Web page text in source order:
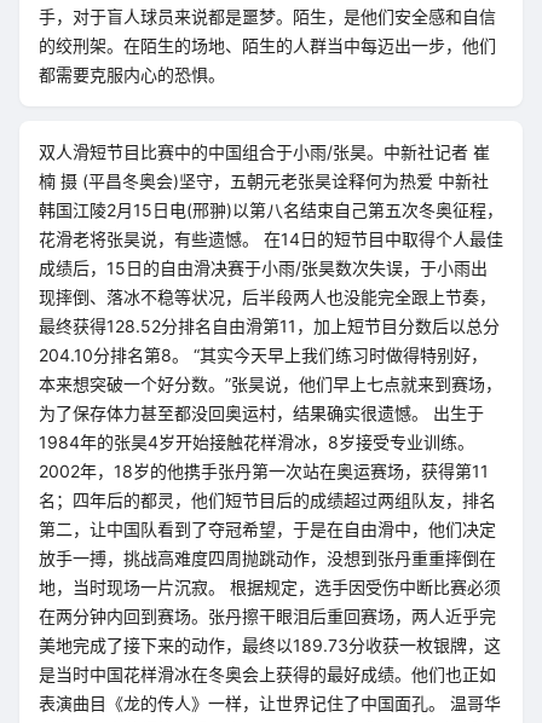
手，对于盲人球员来说都是噩梦。陌生，是他们安全感和自信
的绞刑架。在陌生的场地、陌生的人群当中每迈出一步，他们
都需要克服内心的恐惧。
双人滑短节目比赛中的中国组合于小雨/张昊。中新社记者 崔
楠 摄 (平昌冬奥会)坚守，五朝元老张昊诠释何为热爱 中新社
韩国江陵2月15日电(邢翀)以第八名结束自己第五次冬奥征程，
花滑老将张昊说，有些遗憾。 在14日的短节目中取得个人最佳
成绩后，15日的自由滑决赛于小雨/张昊数次失误，于小雨出
现摔倒、落冰不稳等状况，后半段两人也没能完全跟上节奏，
最终获得128.52分排名自由滑第11，加上短节目分数后以总分
204.10分排名第8。 “其实今天早上我们练习时做得特别好，
本来想突破一个好分数。”张昊说，他们早上七点就来到赛场，
为了保存体力甚至都没回奥运村，结果确实很遗憾。 出生于
1984年的张昊4岁开始接触花样滑冰，8岁接受专业训练。
2002年，18岁的他携手张丹第一次站在奥运赛场，获得第11
名；四年后的都灵，他们短节目后的成绩超过两组队友，排名
第二，让中国队看到了夺冠希望，于是在自由滑中，他们决定
放手一搏，挑战高难度四周抛跳动作，没想到张丹重重摔倒在
地，当时现场一片沉寂。 根据规定，选手因受伤中断比赛必须
在两分钟内回到赛场。张丹擦干眼泪后重回赛场，两人近乎完
美地完成了接下来的动作，最终以189.73分收获一枚银牌，这
是当时中国花样滑冰在冬奥会上获得的最好成绩。他们也正如
表演曲目《龙的传人》一样，让世界记住了中国面孔。 温哥华